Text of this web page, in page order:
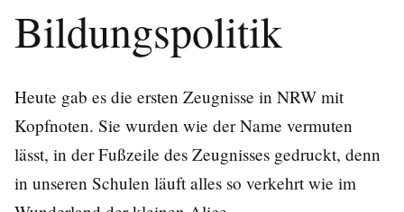
Bildungspolitik
Heute gab es die ersten Zeugnisse in NRW mit
Kopfnoten. Sie wurden wie der Name vermuten
lässt, in der Fußzeile des Zeugnisses gedruckt, denn
in unseren Schulen läuft alles so verkehrt wie im